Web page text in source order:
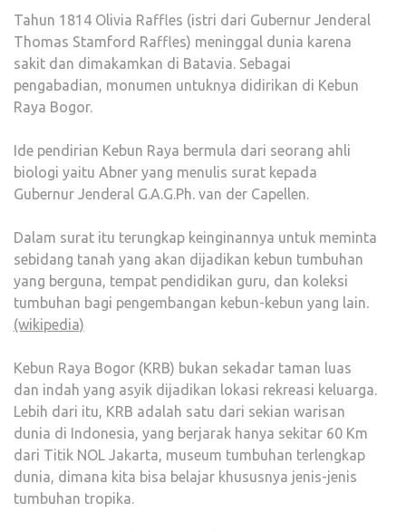
Tahun 1814 Olivia Raffles (istri dari Gubernur Jenderal
Thomas Stamford Raffles) meninggal dunia karena
sakit dan dimakamkan di Batavia. Sebagai
pengabadian, monumen untuknya didirikan di Kebun
Raya Bogor.
Ide pendirian Kebun Raya bermula dari seorang ahli
biologi yaitu Abner yang menulis surat kepada
Gubernur Jenderal G.A.G.Ph. van der Capellen.
Dalam surat itu terungkap keinginannya untuk meminta
sebidang tanah yang akan dijadikan kebun tumbuhan
yang berguna, tempat pendidikan guru, dan koleksi
tumbuhan bagi pengembangan kebun-kebun yang lain.
(wikipedia)
Kebun Raya Bogor (KRB) bukan sekadar taman luas
dan indah yang asyik dijadikan lokasi rekreasi keluarga.
Lebih dari itu, KRB adalah satu dari sekian warisan
dunia di Indonesia, yang berjarak hanya sekitar 60 Km
dari Titik NOL Jakarta, museum tumbuhan terlengkap
dunia, dimana kita bisa belajar khususnya jenis-jenis
tumbuhan tropika.